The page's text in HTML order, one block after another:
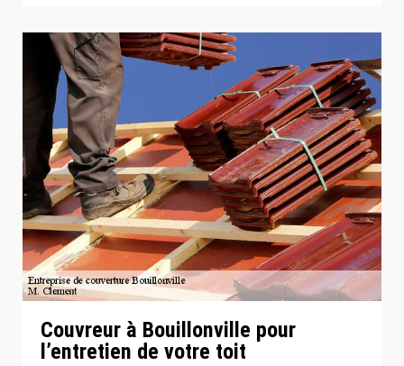
Couvreur à Bouillonville pour
l’entretien de votre toit